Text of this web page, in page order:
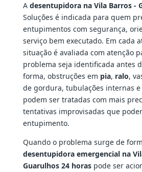
A desentupidora na Vila Barros -
Soluções é indicada para quem
entupimentos com segurança,
serviço bem executado. Em cada
situação é avaliada com atenção
problema seja identificada antes
forma, obstruções em pia, ralo,
de gordura, tubulações internas
podem ser tratadas com mais
tentativas improvisadas que
entupimento.
Quando o problema surge de
desentupidora emergencial na
Guarulhos 24 horaspode ser